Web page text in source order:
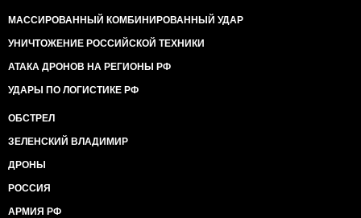
МАССИРОВАННЫЙ КОМБИНИРОВАННЫЙ УДАР
УНИЧТОЖЕНИЕ РОССИЙСКОЙ ТЕХНИКИ
АТАКА ДРОНОВ НА РЕГИОНЫ РФ
УДАРЫ ПО ЛОГИСТИКЕ РФ
ОБСТРЕЛ
ЗЕЛЕНСКИЙ ВЛАДИМИР
ДРОНЫ
РОССИЯ
АРМИЯ РФ